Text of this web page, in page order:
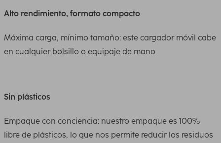
Alto rendimiento, formato compacto
Máxima carga, mínimo tamaño: este cargador móvil cabe
en cualquier bolsillo o equipaje de mano
Sin plásticos
Empaque con conciencia: nuestro empaque es 100%
libre de plásticos, lo que nos permite reducir los residuos